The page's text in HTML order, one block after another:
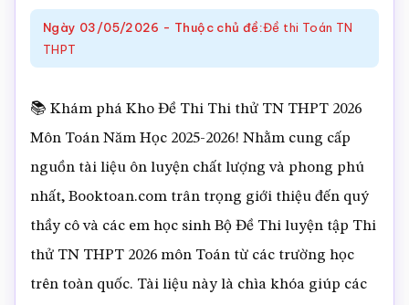
AN
thử
THPT
môn
Ngày 03/05/2026 - Thuộc chủ đề:Đề thi Toán TN
THPT
📚 Khám phá Kho Đề Thi Thi thử TN THPT 2026
Môn Toán Năm Học 2025-2026! Nhằm cung cấp
nguồn tài liệu ôn luyện chất lượng và phong phú
nhất, Booktoan.com trân trọng giới thiệu đến quý
thầy cô và các em học sinh Bộ Đề Thi luyện tập Thi
thử TN THPT 2026 môn Toán từ các trường học
trên toàn quốc. Tài liệu này là chìa khóa giúp các